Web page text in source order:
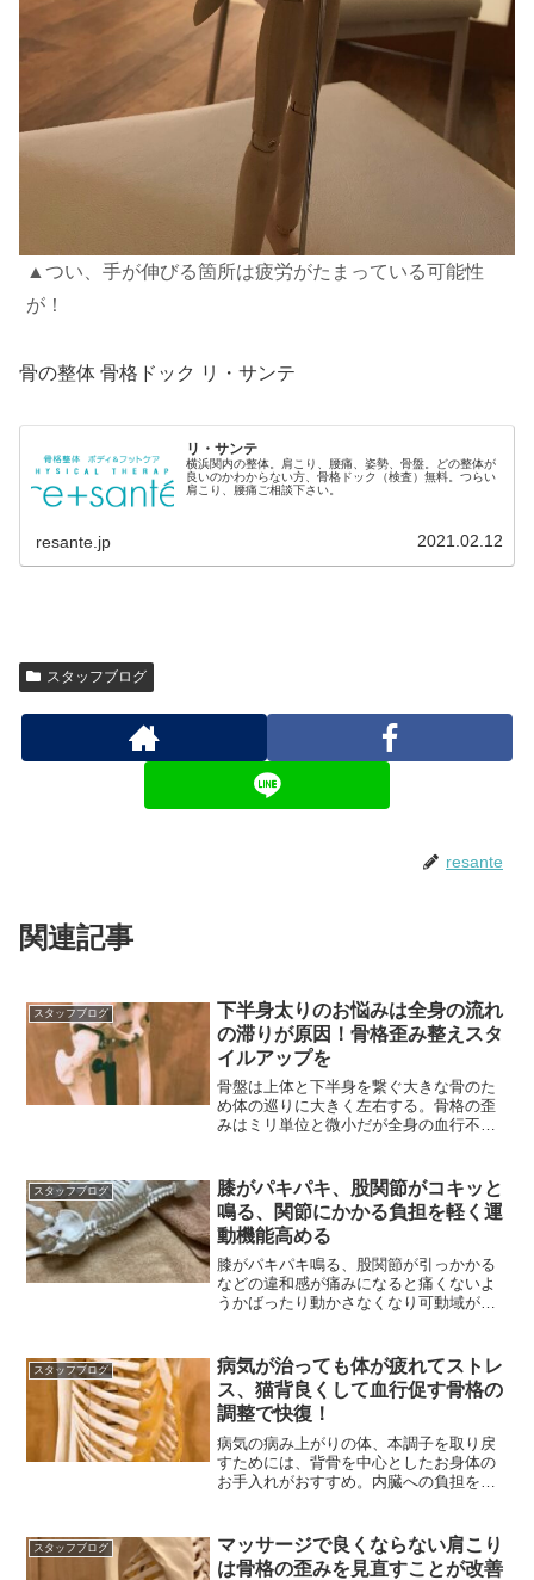
▲ つい、手が伸びる箇所は疲労がたまっている可能性
が！
骨の整体 骨格ドック リ・サンテ
リ・サンテ
横浜関内の整体。肩こり、腰痛、姿勢、骨盤。どの整体が
良いのかわからない方、骨格ドック（検査）無料。つらい
肩こり、腰痛ご相談下さい。
resante.jp 2021.02.12
スタッフブログ
resante
関連記事
スタッフブログ
下半身太りのお悩みは全身の流れ
の滞りが原因！骨格歪み整えスタ
イルアップを
骨盤は上体と下半身を繋ぐ大きな骨のた
め体の巡りに大きく左右する。骨格の歪
みはミリ単位と微小だが全身の血行不良
スタッフブログ
膝がパキパキ、股関節がコキッと
鳴る、関節にかかる負担を軽く運
動機能高める
膝がパキパキ鳴る、股関節が引っかかる
などの違和感が痛みになると痛くないよ
うかばったり動かさなくなり可動域が狭
スタッフブログ
病気が治っても体が疲れてストレ
ス、猫背良くして血行促す骨格の
調整で快復！
病気の病み上がりの体、本調子を取り戻
すためには、背骨を中心としたお身体の
お手入れがおすすめ。内臓への負担を減
スタッフブログ
マッサージで良くならない肩こり
は骨格の歪みを見直すことが改善